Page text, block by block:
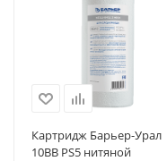
Картридж Барьер-Урал
10BB PS5 нитяной